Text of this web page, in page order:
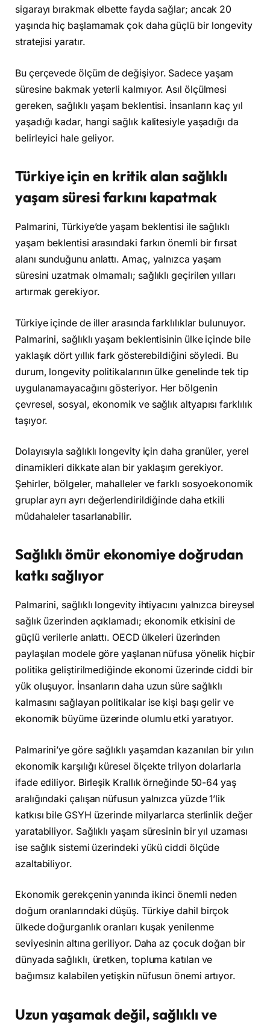
sigarayı bırakmak elbette fayda sağlar; ancak 20
yaşında hiç başlamamak çok daha güçlü bir longevity
stratejisi yaratır.
Bu çerçevede ölçüm de değişiyor. Sadece yaşam
süresine bakmak yeterli kalmıyor. Asıl ölçülmesi
gereken, sağlıklı yaşam beklentisi. İnsanların kaç yıl
yaşadığı kadar, hangi sağlık kalitesiyle yaşadığı da
belirleyici hale geliyor.
Türkiye için en kritik alan sağlıklı
yaşam süresi farkını kapatmak
Palmarini, Türkiye’de yaşam beklentisi ile sağlıklı
yaşam beklentisi arasındaki farkın önemli bir fırsat
alanı sunduğunu anlattı. Amaç, yalnızca yaşam
süresini uzatmak olmamalı; sağlıklı geçirilen yılları
artırmak gerekiyor.
Türkiye içinde de iller arasında farklılıklar bulunuyor.
Palmarini, sağlıklı yaşam beklentisinin ülke içinde bile
yaklaşık dört yıllık fark gösterebildiğini söyledi. Bu
durum, longevity politikalarının ülke genelinde tek tip
uygulanamayacağını gösteriyor. Her bölgenin
çevresel, sosyal, ekonomik ve sağlık altyapısı farklılık
taşıyor.
Dolayısıyla sağlıklı longevity için daha granüler, yerel
dinamikleri dikkate alan bir yaklaşım gerekiyor.
Şehirler, bölgeler, mahalleler ve farklı sosyoekonomik
gruplar ayrı ayrı değerlendirildiğinde daha etkili
müdahaleler tasarlanabilir.
Sağlıklı ömür ekonomiye doğrudan
katkı sağlıyor
Palmarini, sağlıklı longevity ihtiyacını yalnızca bireysel
sağlık üzerinden açıklamadı; ekonomik etkisini de
güçlü verilerle anlattı. OECD ülkeleri üzerinden
paylaşılan modele göre yaşlanan nüfusa yönelik hiçbir
politika geliştirilmediğinde ekonomi üzerinde ciddi bir
yük oluşuyor. İnsanların daha uzun süre sağlıklı
kalmasını sağlayan politikalar ise kişi başı gelir ve
ekonomik büyüme üzerinde olumlu etki yaratıyor.
Palmarini’ye göre sağlıklı yaşamdan kazanılan bir yılın
ekonomik karşılığı küresel ölçekte trilyon dolarlarla
ifade ediliyor. Birleşik Krallık örneğinde 50-64 yaş
aralığındaki çalışan nüfusun yalnızca yüzde 1’lik
katkısı bile GSYH üzerinde milyarlarca sterlinlik değer
yaratabiliyor. Sağlıklı yaşam süresinin bir yıl uzaması
ise sağlık sistemi üzerindeki yükü ciddi ölçüde
azaltabiliyor.
Ekonomik gerekçenin yanında ikinci önemli neden
doğum oranlarındaki düşüş. Türkiye dahil birçok
ülkede doğurganlık oranları kuşak yenilenme
seviyesinin altına geriliyor. Daha az çocuk doğan bir
dünyada sağlıklı, üretken, topluma katılan ve
bağımsız kalabilen yetişkin nüfusun önemi artıyor.
Uzun yaşamak değil, sağlıklı ve